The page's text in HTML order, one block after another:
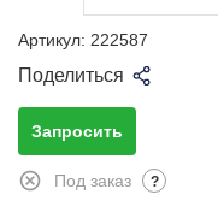
Артикул: 222587
Поделиться
Запросить
Под заказ ?